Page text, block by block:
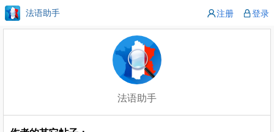
法语助手 注册 登录
法语助手